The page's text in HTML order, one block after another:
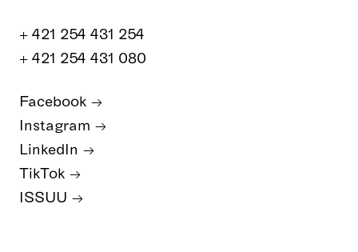
+ 421 254 431 254
+ 421 254 431 080
Facebook
Instagram
LinkedIn
TikTok
ISSUU